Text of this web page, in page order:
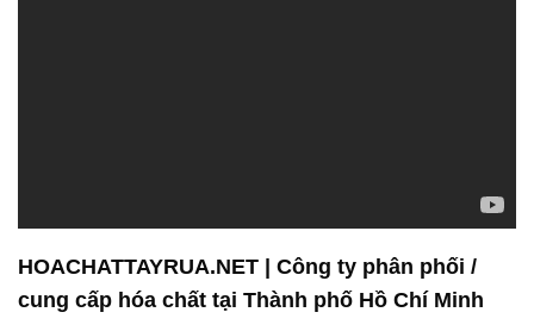
HOACHATTAYRUA.NET | Công ty phân phối /
cung cấp hóa chất tại Thành phố Hồ Chí Minh